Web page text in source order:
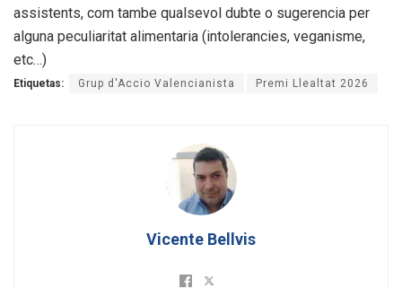
assistents, com tambe qualsevol dubte o sugerencia per
alguna peculiaritat alimentaria (intolerancies, veganisme,
etc…)
Etiquetas: Grup d'Accio Valencianista Premi Llealtat 2026
Vicente Bellvis